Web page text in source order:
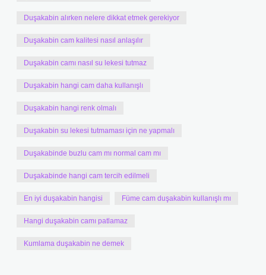
Duşakabin alırken nelere dikkat etmek gerekiyor
Duşakabin cam kalitesi nasıl anlaşılır
Duşakabin camı nasıl su lekesi tutmaz
Duşakabin hangi cam daha kullanışlı
Duşakabin hangi renk olmalı
Duşakabin su lekesi tutmaması için ne yapmalı
Duşakabinde buzlu cam mı normal cam mı
Duşakabinde hangi cam tercih edilmeli
En iyi duşakabin hangisi Füme cam duşakabin kullanışlı mı
Hangi duşakabin camı patlamaz
Kumlama duşakabin ne demek